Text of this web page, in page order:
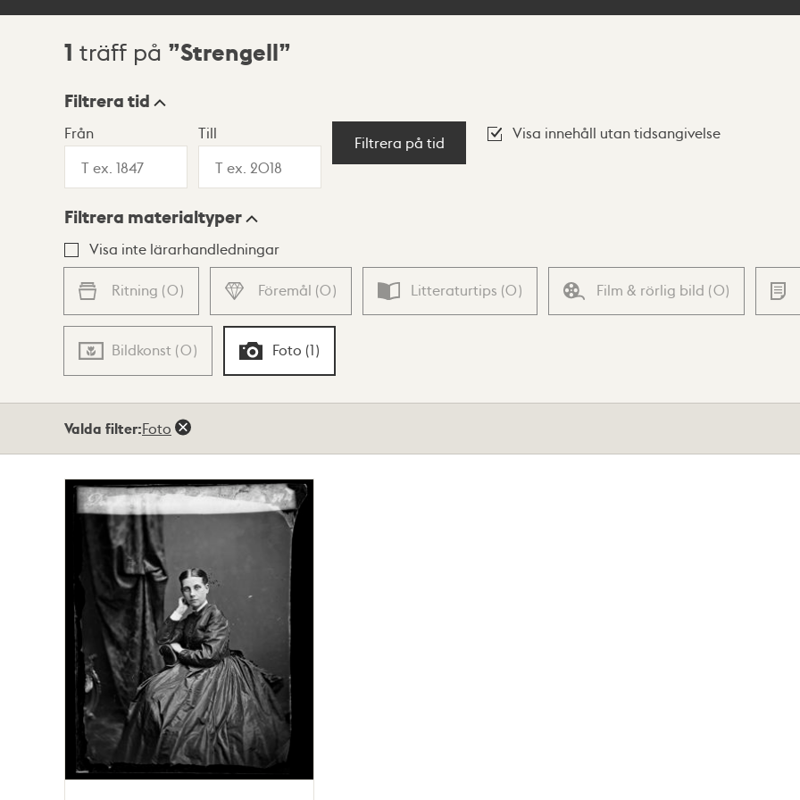
Sökresultat
1 träff på Strengell
Visningsläge
Lista Karta
Filtrera tid
Från Till
Filtrera på tid
Visa innehåll utan tidsangivelse
Filtrera materialtyper
Visa inte lärarhandledningar
Ritning (0) Föremål (0) Litteraturtips (0) Film & rörlig bild (0)
Bildkonst (0) Foto (1)
Valda filter:Foto